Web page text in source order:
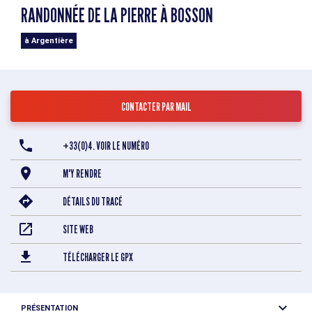
RANDONNÉE DE LA PIERRE À BOSSON
à Argentière
CONTACTER PAR MAIL
+33(0)4. VOIR LE NUMÉRO
M'Y RENDRE
DÉTAILS DU TRACÉ
SITE WEB
TÉLÉCHARGER LE GPX
PRÉSENTATION